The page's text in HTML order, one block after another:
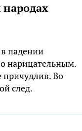
падении
нарицательным.
причудлив. Во
след.